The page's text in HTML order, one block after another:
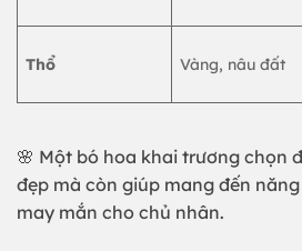
Thổ Vàng, nâu đất
🌸 Một bó hoa khai trương chọn
đẹp mà còn giúp mang đến
may mắn cho chủ nhân.